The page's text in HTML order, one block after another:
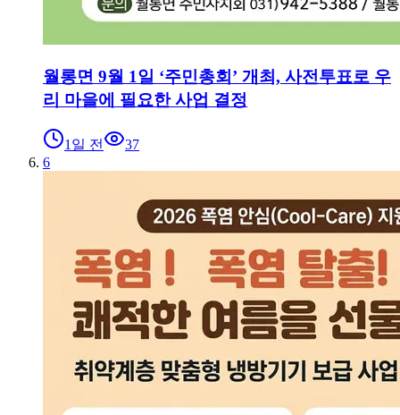
월롱면 9월 1일 ‘주민총회’ 개최, 사전투표로 우
리 마을에 필요한 사업 결정
1일 전
37
6